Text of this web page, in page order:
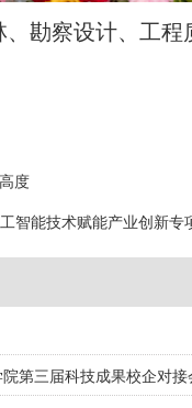
察设计、工程
度
智能技术赋能产业创新专
第三届科技成果校企对接